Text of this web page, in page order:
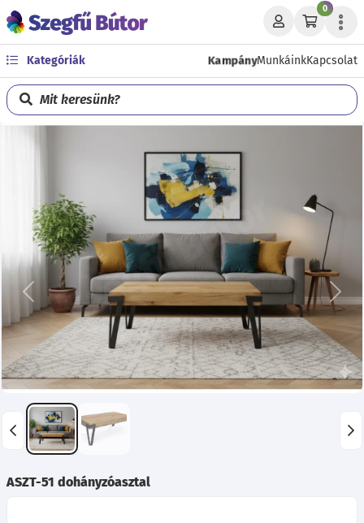
0
Kategóriák KampányMunkáinkKapcsolat
Mit keresünk?
Előző
ASZT-51 dohányzóasztal